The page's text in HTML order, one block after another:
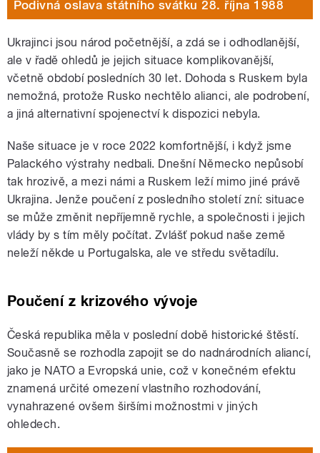
Podivná oslava státního svátku 28. října 1988
Ukrajinci jsou národ početnější, a zdá se i odhodlanější,
ale v řadě ohledů je jejich situace komplikovanější,
včetně období posledních 30 let. Dohoda s Ruskem byla
nemožná, protože Rusko nechtělo alianci, ale podrobení,
a jiná alternativní spojenectví k dispozici nebyla.
Naše situace je v roce 2022 komfortnější, i když jsme
Palackého výstrahy nedbali. Dnešní Německo nepůsobí
tak hrozivě, a mezi námi a Ruskem leží mimo jiné právě
Ukrajina. Jenže poučení z posledního století zní: situace
se může změnit nepříjemně rychle, a společnosti i jejich
vlády by s tím měly počítat. Zvlášť pokud naše země
neleží někde u Portugalska, ale ve středu světadílu.
Poučení z krizového vývoje
Česká republika měla v poslední době historické štěstí.
Současně se rozhodla zapojit se do nadnárodních aliancí,
jako je NATO a Evropská unie, což v konečném efektu
znamená určité omezení vlastního rozhodování,
vynahrazené ovšem širšími možnostmi v jiných
ohledech.